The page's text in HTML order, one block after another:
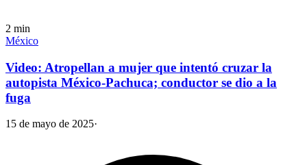
2 min
México
Video: Atropellan a mujer que intentó cruzar la
autopista México-Pachuca; conductor se dio a la
fuga
15 de mayo de 2025·